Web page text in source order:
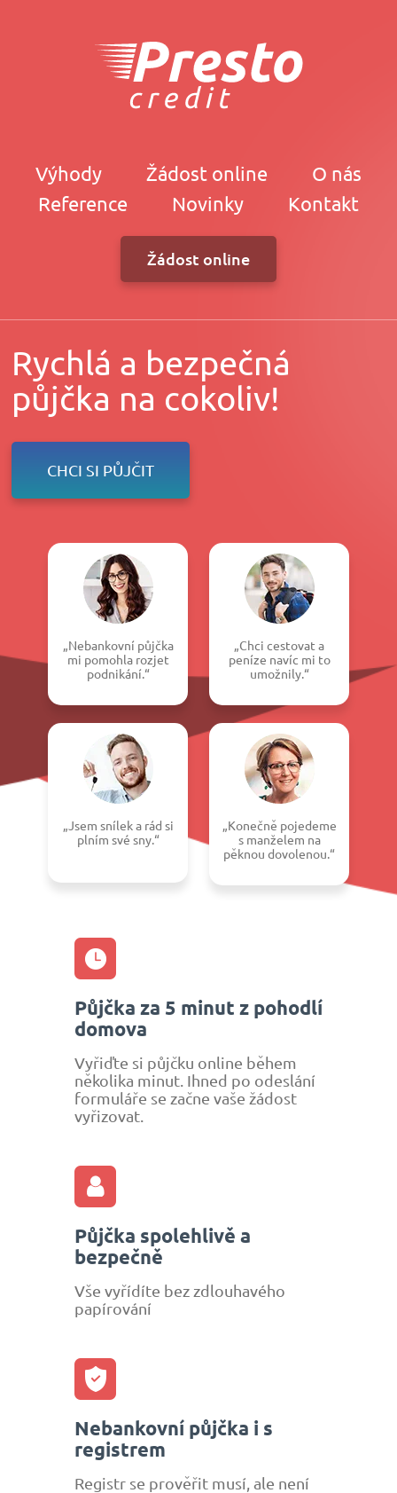
Výhody Žádost online
O nás
Reference
Novinky Kontakt
Žádost online
Rychlá a bezpečná
půjčka na cokoliv!
CHCI SI PŮJČIT
„Nebankovní půjčka
mi pomohla rozjet
podnikání.“
„Chci cestovat a
peníze navíc mi to
umožnily.“
„Jsem snílek a rád si
plním své sny.“
„Konečně pojedeme
s manželem na
pěknou dovolenou.“
Půjčka za 5 minut z pohodlí
domova
Vyřiďte si půjčku online během
několika minut. Ihned po odeslání
formuláře se začne vaše žádost
vyřizovat.
Půjčka spolehlivě a
bezpečně
Vše vyřídíte bez zdlouhavého
papírování
Nebankovní půjčka i s
registrem
Registr se prověřit musí, ale není